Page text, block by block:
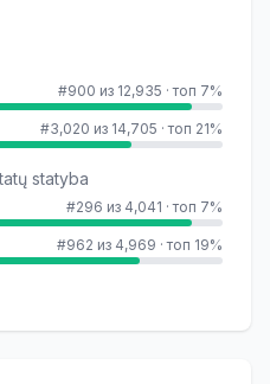
#900 из 12,935 ·топ 7%
#3,020 из 14,705 ·топ 21%
statyba
#296 из 4,041 ·топ 7%
#962 из 4,969 ·топ 19%